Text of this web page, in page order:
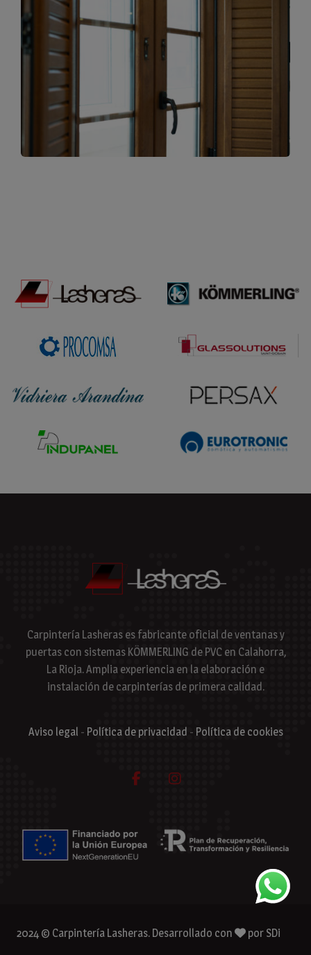
Carpintería Lasheras es fabricante oficial de ventanas y
puertas con sistemas KÖMMERLING de PVC en Calahorra,
La Rioja. Amplia experiencia en la elaboración e
instalación de carpinterías de primera calidad.
Aviso legal - Política de privacidad - Política de cookies
2024 © Carpintería Lasheras. Desarrollado con por SDi